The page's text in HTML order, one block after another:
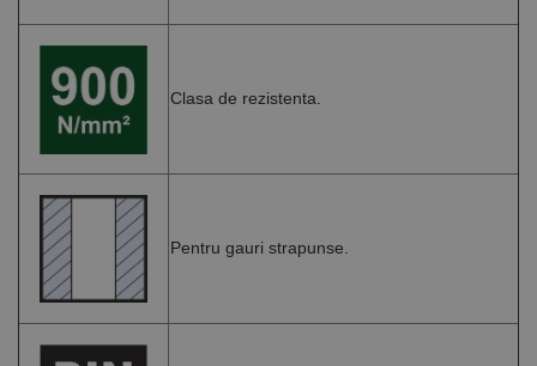
Clasa de rezistenta.
Pentru gauri strapunse.